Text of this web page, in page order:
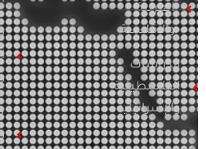
العربية
والإقليمية
الدراسات
الفلسطينية
والإسرائيلية